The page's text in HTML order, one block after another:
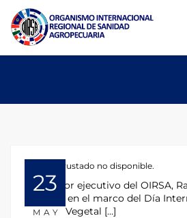
23
MAY
HTML incrustado no disponible.
El director ejecutivo del OIRSA,
mensaje en el marco del Día
Sanidad Vegetal […]